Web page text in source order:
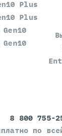
Plus
Plus
Gen10
Gen10
8 800 755-
по